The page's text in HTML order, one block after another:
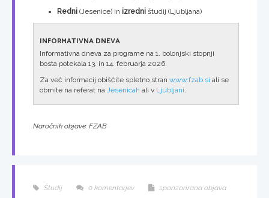
Redni (Jesenice) in izredni študij (Ljubljana)
INFORMATIVNA DNEVA
Informativna dneva za programe na 1. bolonjski stopnji
bosta potekala 13. in 14. februarja 2026.
Za več informacij obiščite spletno stran www.fzab.si ali se
obrnite na referat na Jesenicah ali v Ljubljani.
Naročnik objave: FZAB
Študij 0 komentarjev sponzorirana objava